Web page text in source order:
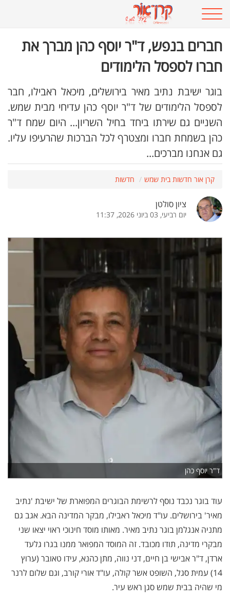
חברים בנפש, ד"ר יוסף כהן מברך את
חברו לספסל הלימודים
בוגר ישיבת נתיב מאיר בירושלים, מיכאל ראבילו, חבר
לספסל הלימודים של ד"ר יוסף כהן עדיחי מבית שמש.
השניים גם שירתו ביחד בחיל השריון... היום שמח ד"ר
כהן בשמחת חברו ומצטרף לכל הברכות שהרעיפו עליו.
גם אנחנו מברכים...
קרן אור חדשות בית שמש חדשות
ציון סולטן
יום רביעי, 03 ביוני 2026, 11:37
ד"ר יוסף כהן
עוד בוגר נכבד נוסף לרשימת הבוגרים המפוארת של ישיבת 'נתיב
מאיר' בירושלים. עו"ד מיכאל ראבילו, מבקר המדינה הבא. אגב גם
מתניה אנגלמן בוגר נתיב מאיר. מאותו מוסד חינוכי ראוי יצאו שני
מבקרי מדינה, תודו מכובד. זה המוסד המפואר ממנו בגרו גלעד
ארדן, ד"ר אבישי בן חיים, דני נווה, מתן כהנא, עידו טאובר (ערוץ
14) עמית סגל, השופט אשר קולה, עו"ד אורי קורב, וגם שלום לרנר
מי שהיה בבית שמש סגן ראש עיר.